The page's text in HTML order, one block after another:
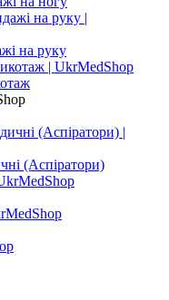
на руку
(Аспіратори)